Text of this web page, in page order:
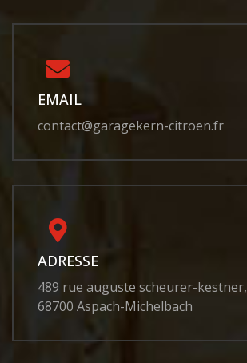
EMAIL
contact@garagekern-citroen.fr
ADRESSE
489 rue auguste scheurer-kestner,
68700 Aspach-Michelbach